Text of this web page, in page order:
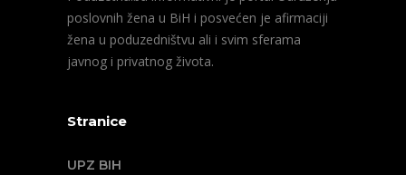
poslovnih žena u BiH i posvećen je afirmaciji
žena u poduzedništvu ali i svim sferama
javnog i privatnog života.
Stranice
UPZ BIH